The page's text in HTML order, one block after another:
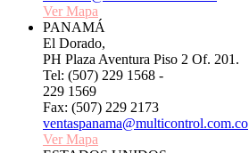
Ver Mapa
PANAMÁ
El Dorado,
PH Plaza Aventura Piso 2 Of. 201.
Tel: (507) 229 1568 -
229 1569
Fax: (507) 229 2173
ventaspanama@multicontrol.com.co
Ver Mapa